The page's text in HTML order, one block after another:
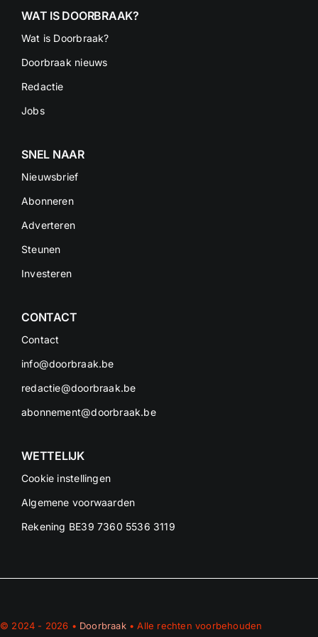
WAT IS DOORBRAAK?
Wat is Doorbraak?
Doorbraak nieuws
Redactie
Jobs
SNEL NAAR
Nieuwsbrief
Abonneren
Adverteren
Steunen
Investeren
CONTACT
Contact
info@doorbraak.be
redactie@doorbraak.be
abonnement@doorbraak.be
WETTELIJK
Cookie instellingen
Algemene voorwaarden
Rekening BE39 7360 5536 3119
© 2024 - 2026 • Doorbraak• Alle rechten voorbehouden